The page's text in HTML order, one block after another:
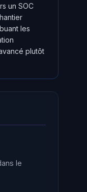
un SOC
les
plutôt
le